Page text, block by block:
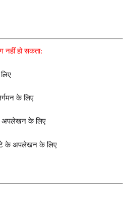
नहीं हो सकता:
के लिए
अपलेखन के लिए
के अपलेखन के लिए